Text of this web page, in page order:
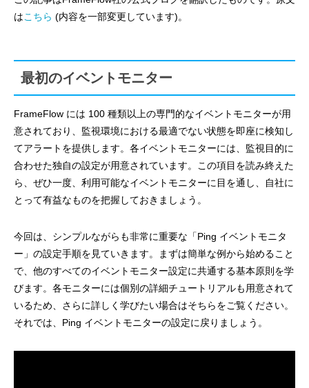
はこちら (内容を一部変更しています)。
最初のイベントモニター
FrameFlow には 100 種類以上の専門的なイベントモニターが用
意されており、監視環境における最適でない状態を即座に検知し
てアラートを提供します。各イベントモニターには、監視目的に
合わせた独自の設定が用意されています。この項目を読み終えた
ら、ぜひ一度、利用可能なイベントモニターに目を通し、自社に
とって有益なものを把握しておきましょう。
今回は、シンプルながらも非常に重要な「Ping イベントモニタ
ー」の設定手順を見ていきます。まずは簡単な例から始めること
で、他のすべてのイベントモニター設定に共通する基本原則を学
びます。各モニターには個別の詳細チュートリアルも用意されて
いるため、さらに詳しく学びたい場合はそちらをご覧ください。
それでは、Ping イベントモニターの設定に戻りましょう。